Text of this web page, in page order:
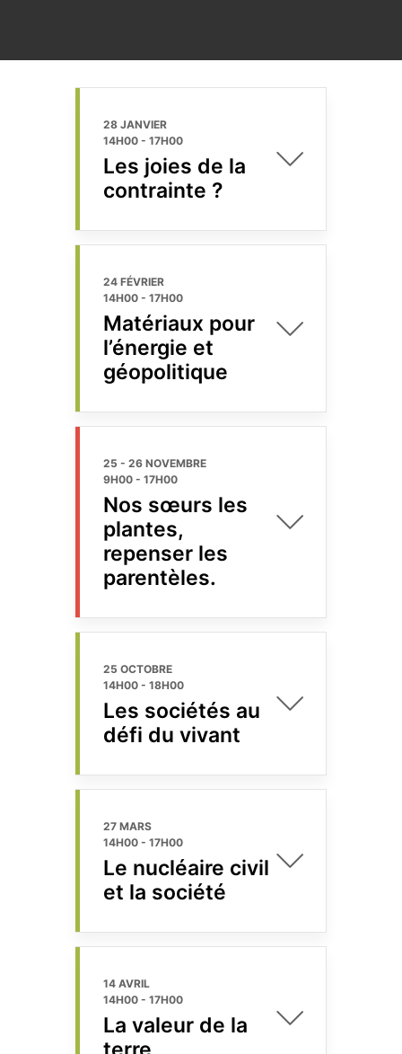
28 JANVIER
14H00 - 17H00
Les joies de la
contrainte ?
24 FÉVRIER
14H00 - 17H00
Matériaux pour
l’énergie et
géopolitique
25 - 26 NOVEMBRE
9H00 - 17H00
Nos sœurs les
plantes,
repenser les
parentèles.
25 OCTOBRE
14H00 - 18H00
Les sociétés au
défi du vivant
27 MARS
14H00 - 17H00
Le nucléaire civil
et la société
14 AVRIL
14H00 - 17H00
La valeur de la